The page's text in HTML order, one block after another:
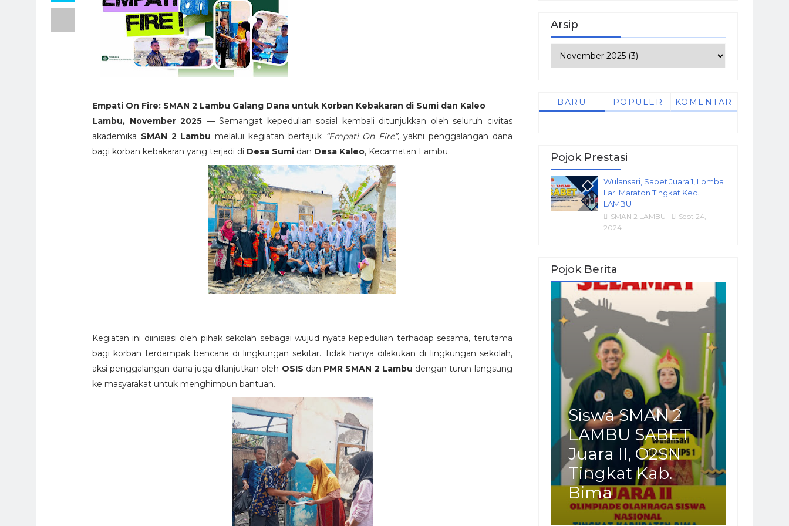
Empati On Fire: SMAN 2 Lambu Galang Dana untuk Korban Kebakaran di Sumi dan Kaleo
Lambu, November 2025 — Semangat kepedulian sosial kembali ditunjukkan oleh seluruh civitas
akademika SMAN 2 Lambu melalui kegiatan bertajuk “Empati On Fire”, yakni penggalangan dana
bagi korban kebakaran yang terjadi di Desa Sumi dan Desa Kaleo, Kecamatan Lambu.
Kegiatan ini diinisiasi oleh pihak sekolah sebagai wujud nyata kepedulian terhadap sesama, terutama
bagi korban terdampak bencana di lingkungan sekitar. Tidak hanya dilakukan di lingkungan sekolah,
aksi penggalangan dana juga dilanjutkan oleh OSIS dan PMR SMAN 2 Lambu dengan turun langsung
ke masyarakat untuk menghimpun bantuan.
Arsip
BARU POPULER KOMENTAR
Pojok Prestasi
Wulansari, Sabet Juara 1, Lomba
Lari Maraton Tingkat Kec.
LAMBU
SMAN 2 LAMBU
Sept 24,
2024
Pojok Berita
Siswa SMAN 2
LAMBU SABET
Juara II, O2SN
Tingkat Kab.
Bima